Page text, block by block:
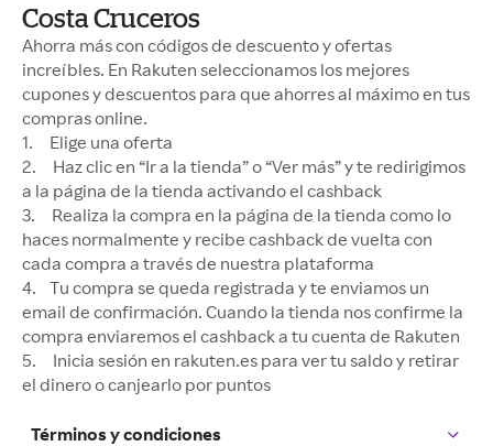
Costa Cruceros
Ahorra más con códigos de descuento y ofertas
increíbles. En Rakuten seleccionamos los mejores
cupones y descuentos para que ahorres al máximo en tus
compras online.
1. Elige una oferta
2. Haz clic en “Ir a la tienda” o “Ver más” y te redirigimos
a la página de la tienda activando el cashback
3. Realiza la compra en la página de la tienda como lo
haces normalmente y recibe cashback de vuelta con
cada compra a través de nuestra plataforma
4. Tu compra se queda registrada y te enviamos un
email de confirmación. Cuando la tienda nos confirme la
compra enviaremos el cashback a tu cuenta de Rakuten
5. Inicia sesión en rakuten.es para ver tu saldo y retirar
el dinero o canjearlo por puntos
Términos y condiciones